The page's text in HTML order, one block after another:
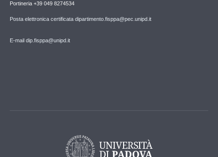
Portineria +39 049 8274534
Posta elettronica certificata dipartimento.fisppa@pec.unipd.it
E-mail dip.fisppa@unipd.it